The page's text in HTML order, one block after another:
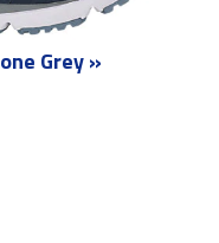
Grey »